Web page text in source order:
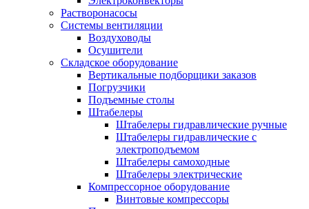
Растворонасосы
Системы вентиляции
Воздуховоды
Осушители
Складское оборудование
Вертикальные подборщики заказов
Погрузчики
Подъемные столы
Штабелеры
Штабелеры гидравлические ручные
Штабелеры гидравлические с
электроподъемом
Штабелеры самоходные
Штабелеры электрические
Компрессорное оборудование
Винтовые компрессоры